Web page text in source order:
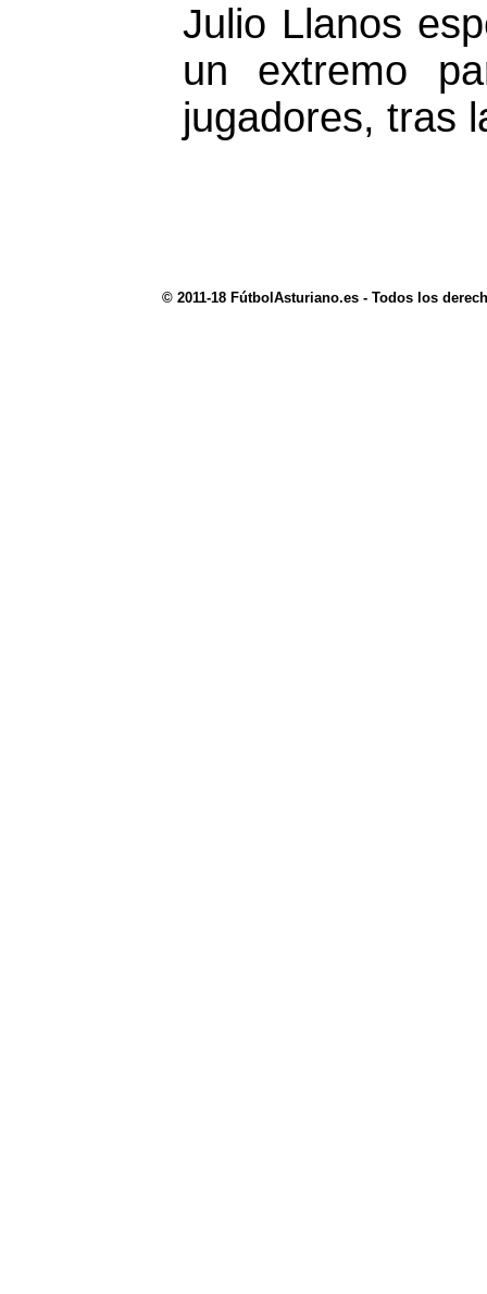
Julio Llanos
un extremo
jugadores, tras
© 2011-18 FútbolAsturiano.es - Todos los